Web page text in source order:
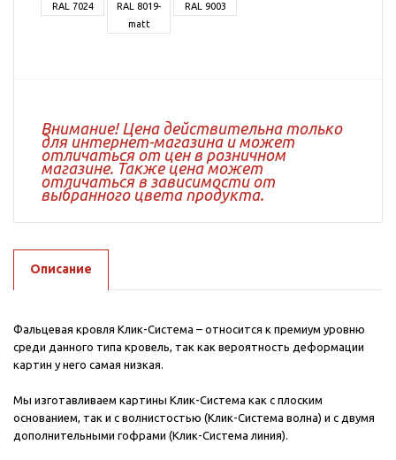
RAL 7024
RAL 8019-
matt
RAL 9003
Внимание! Цена действительна только
для интернет-магазина и может
отличаться от цен в розничном
магазине. Также цена может
отличаться в зависимости от
выбранного цвета продукта.
Описание
Фальцевая кровля Клик-Система – относится к премиум уровню
среди данного типа кровель, так как вероятность деформации
картин у него самая низкая.
Мы изготавливаем картины Клик-Система как с плоским
основанием, так и с волнистостью​ (Клик-Система волна) и с двумя
дополнительными гофрами (Клик-Система линия).